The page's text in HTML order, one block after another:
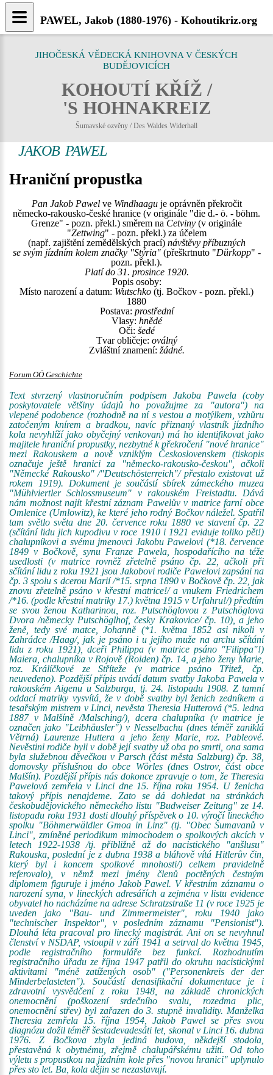
JIHOČESKÁ VĚDECKÁ KNIHOVNA V ČESKÝCH
BUDĚJOVICÍCH
KOHOUTÍ KŘÍŽ /
'S HOHNAKREIZ
Šumavské ozvěny / Des Waldes Widerhall
JAKOB PAWEL
Hraniční propustka
Pan Jakob Pawelve Windhaaguje oprávněn překročit
německo-rakousko-české hranice (v originále "die d.- ö. - böhm.
Grenze" - pozn. překl.) směrem na Cetviny (v originále
"Zettwing" - pozn. překl.) za účelem
(např. zajištění zemědělských prací) návštěvy příbuzných
se svým jízdním kolem značky "Stýria"(přeškrtnuto "Dürkopp" -
pozn. překl.).
Platí do 31. prosince 1920.
Popis osoby:
Místo narození a datum: Wutschko (tj. Bočkov - pozn. překl.)
1880
Postava: prostřední
Vlasy: hnědé
Oči: šedé
Tvar obličeje: oválný
Zvláštní znamení: žádné.
Forum OÖ Geschichte
Text stvrzený vlastnoručním podpisem Jakoba Pawela (coby
poskytovatele většiny údajů ho považujme za "autora") na
vlepené podobence (rozhodně na ní s vestou a motýlkem, vzhůru
zatočeným knírem a bradkou, navíc přiznaný vlastník jízdního
kola nevyhlíží jako obyčejný venkovan) má ho identifikovat jako
majitele hraniční propustky, nezbytné k překročení "nové hranice"
mezi Rakouskem a nově vzniklým Československem (tiskopis
označuje ještě hranici za "německo-rakousko-českou", ačkoli
"Německé Rakousko" /"Deutschösterreich"/ přestalo existovat už
rokem 1919). Dokument je součástí sbírek zámeckého muzea
"Mühlviertler Schlossmuseum" v rakouském Freistadtu. Dává
nám možnost najít křestní záznam Pawelův v matrice farní obce
Omlenice (Umlowitz), ke které jeho rodný Bočkov náležel. Spatřil
tam světlo světa dne 20. července roku 1880 ve stavení čp. 22
(sčítání lidu jich kupodivu v roce 1910 i 1921 eviduje toliko pět!)
chalupníkovi a svému jmenovci Jakobu Pawelovi (*18. července
1849 v Bočkově, synu Franze Pawela, hospodařícího na téže
usedlosti (v matrice rovněž zřetelně psáno čp. 22, ačkoli při
sčítání lidu z roku 1921 jsou Jakobovi rodiče Pawelovi zapsáni na
čp. 3 spolu s dcerou Marií /*15. srpna 1890 v Bočkově čp. 22, jak
znovu zřetelně psáno v křestní matrice!/ a vnukem Friedrichem
/*16. (podle křestní matriky 17.) května 1915 v Urfahru!/) předtím
se svou ženou Katharinou, roz. Putschöglovou z Putschöglova
Dvora /německy Putschöglhof, česky Krakovice/ čp. 10), a jeho
ženě, tedy své matce, Johanně (*1. května 1852 asi nikoli v
Zahrádce /Haag/, jak je psáno i u jejího muže na archu sčítání
lidu z roku 1921), dceři Philippa (v matrice psáno "Filippa"!)
Maiera, chalupníka v Rojově (Roiden) čp. 14, a jeho ženy Marie,
roz. Králíčkové ze Stříteže (v matrice psáno Třitež, čp.
neuvedeno). Pozdější přípis uvádí datum svatby Jakoba Pawela v
rakouském Aigenu u Salzburgu, tj. 24. listopadu 1908. Z tamní
oddací matriky vysvítá, že v době svatby byl ženich zedníkem a
tesařským mistrem v Linci, nevěsta Theresia Hutterová (*5. ledna
1887 v Malšíně /Malsching/), dcera chalupníka (v matrice je
označen jako "Leibhäusler") v Nesselbachu (dnes téměř zaniklá
Větrná) Laurenze Huttera a jeho ženy Marie, roz. Pableové.
Nevěstini rodiče byli v době její svatby už oba po smrti, ona sama
byla služebnou děvečkou v Parsch (část města Salzburg) čp. 38,
domovsky příslušnou do obce Wörles (dnes Ostrov, část obce
Malšín). Pozdější přípis nás dokonce zpravuje o tom, že Theresia
Pawelová zemřela v Linci dne 15. října roku 1954. U ženicha
takový přípis nenajdeme. Zato se dá dohledat na stránkách
českobudějovického německého listu "Budweiser Zeitung" ze 14.
listopadu roku 1931 dosti dlouhý příspěvek o 10. výročí lineckého
spolku "Böhmerwäldler Gmoa in Linz" (tj. "Obec Šumavanů v
Linci", zmíněné periodikum mimochodem o spolkových akcích v
letech 1922-1938 /tj. přibližně až do nacistického "anšlusu"
Rakouska, poslední je z dubna 1938 a bláhově vítá Hitlerův čin,
který byl i koncem spolkové mnohosti/) celkem pravidelně
referovalo), v němž mezi jmény členů poctěných čestným
diplomem figuruje i jméno Jakob Pawel. V křestním záznamu o
narození syna, v lineckých adresářích a zejména v listu evidence
obyvatel ho nacházíme na adrese Schratzstraße 11 (v roce 1925 je
uveden jako "Bau- und Zimmermeister", roku 1940 jako
"technischer Inspektor", v posledním záznamu "Pensionist").
Dlouhá léta pracoval pro linecký magistrát. Ani on se nevyhnul
členství v NSDAP, vstoupil v září 1941 a setrval do května 1945,
podle registračního formuláře bez funkcí. Rozhodnutím
registračního úřadu ze října 1947 patřil do okruhu nacistickými
aktivitami "méně zatížených osob" ("Personenkreis der der
Minderbelasteten"). Součástí denasifikační dokumentace je i
zdravotní vysvědčení z roku 1948, na základě chronických
onemocnění (poškození srdečního svalu, rozedma plic,
onemocnění střev) byl zařazen do 3. stupně invalidity. Manželka
Theresia zemřela 15. října 1954, Jakob Pawel se přes svou
diagnózu dožil téměř šestadevadesáti let, skonal v Linci 16. dubna
1976. Z Bočkova zbyla jediná budova, někdejší stodola,
přestavěná k obytnému, zřejmě chalupářskému užití. Od toho
výletu s propustkou na jízdním kole přes "novou hranici" uplynulo
přes sto let. Ba, kola dějin se nezastavují.
PAWEL, Jakob (1880-1976) - Kohoutikriz.org